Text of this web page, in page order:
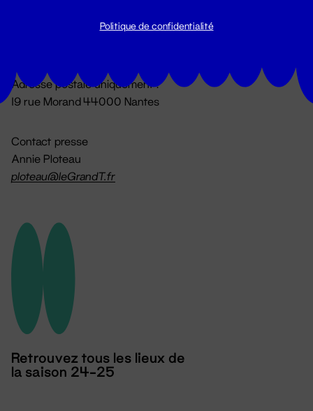
Du lundi au vendredi 14h → 18h
Adresse postale uniquement :
19 rue Morand 44000 Nantes
Contact presse
Annie Ploteau
ploteau@leGrandT.fr
Retrouvez tous les lieux de
la saison 24-25
Politique de confidentialité